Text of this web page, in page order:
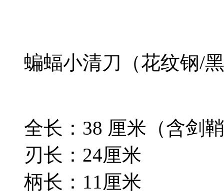
蝙蝠小清刀（花纹钢/
全长：38 厘米（含剑
刃长：24厘米
柄长：11厘米